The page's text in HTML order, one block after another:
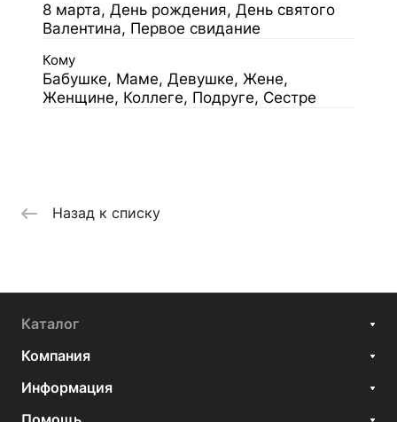
8 марта, День рождения, День святого
Валентина, Первое свидание
Кому
Бабушке, Маме, Девушке, Жене,
Женщине, Коллеге, Подруге, Сестре
Назад к списку
Каталог
Компания
Информация